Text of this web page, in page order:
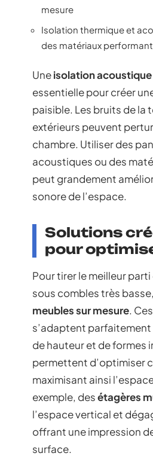
mesure
Isolation thermique et
des matériaux
Uneisolation acoustique
essentielle pour créer
paisible. Les bruits de la
extérieurs peuvent
chambre. Utiliser des
acoustiques ou des
peut grandement
sonore de l’espace.
Solutions
pour
Pour tirer le meilleur
sous combles très
meubles sur mesure.
s’adaptent
de hauteur et de formes
permettent d’optimiser
maximisant ainsi
exemple, desétagères
l’espace vertical et
offrant une impression
surface.